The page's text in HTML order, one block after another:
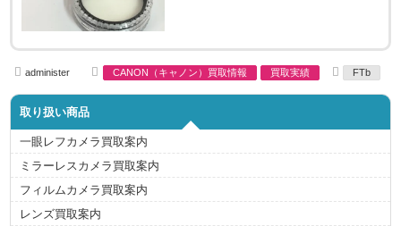
A
u
t
o
administer
C
a
t
r
i
e
s
CANON（キャノン）買取情報 買取実績
T
a
g
FTb
取り扱い商品
一眼レフカメラ買取案内
ミラーレスカメラ買取案内
フィルムカメラ買取案内
レンズ買取案内